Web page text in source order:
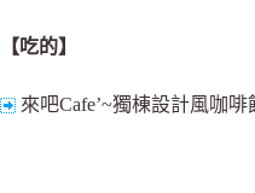
【吃的】
來吧Cafe’~獨棟設計風咖